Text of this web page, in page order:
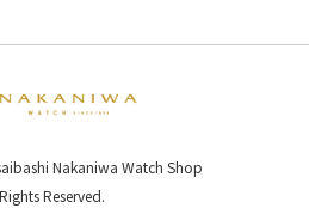
Nakaniwa Watch Shop
Reserved.